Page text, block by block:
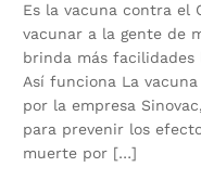
Es la vacuna contra el
vacunar a la gente de
brinda más facilidades
Así funciona La
por la empresa
para prevenir los
muerte por […]